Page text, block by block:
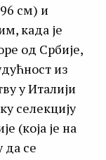
см) и
када је
од Србије,
из
у Италији
селекцију
(која је на
да се